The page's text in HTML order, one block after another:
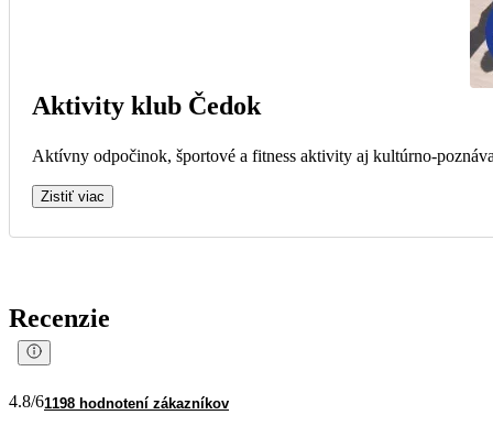
Aktivity klub Čedok
Aktívny odpočinok, športové a fitness aktivity aj kultúrno-
Zistiť viac
Recenzie
4.8/61198 hodnotení zákazníkov